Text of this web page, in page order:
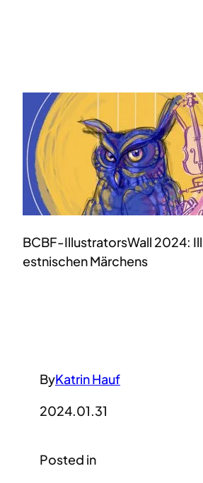
BCBF-IllustratorsWall 2024:
estnischen Märchens
ByKatrin Hauf
2024.01.31
Posted in